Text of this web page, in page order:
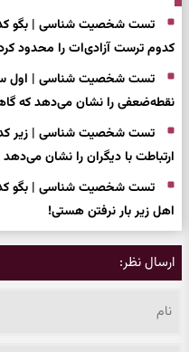
تست شخصیت شناسی | بگو
کدوم ترست آزادی‌ات را محدود
تست شخصیت شناسی | اول
نقطه‌ضعفی را نشان می‌دهد که
تست شخصیت شناسی | زیر
ارتباطت با دیگران را نشان می‌دهد
تست شخصیت شناسی | بگو
اهل زیر بار نرفتن هستی!
ارسال نظر: